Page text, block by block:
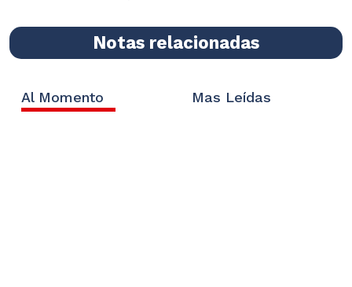
Notas relacionadas
Al Momento Mas Leídas